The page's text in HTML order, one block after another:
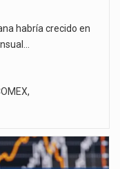
habría crecido en
,